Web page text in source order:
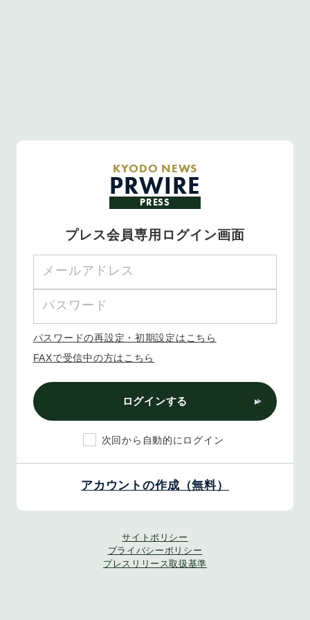
KYODO NEWS
PRWIRE
PRESS
プレス会員専用ログイン画面
パスワードの再設定・初期設定はこちら
FAXで受信中の方はこちら
ログインする
次回から自動的にログイン
アカウントの作成（無料）
サイトポリシー
プライバシーポリシー
プレスリリース取扱基準